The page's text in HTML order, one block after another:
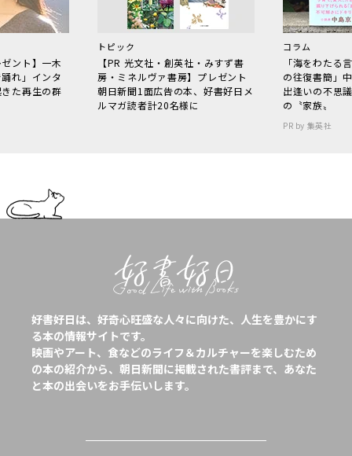
ント】一木
れ」インタ
た再生の群
トピック
【PR 光文社・創英社・みすず書
房・ミネルヴァ書房】プレゼント
朝日新聞1面広告の本、好書好日メ
ルマガ読者計20名様に
コラム
「海をわた
の往復書簡」
出逢いの不思
の〝家族〟
PR by 集英社
好書好日は、好奇心旺盛な人々に向けた、人生を豊かにす
る本の情報サイトです。
映画やアート、食などのライフ＆カルチャーを楽しむため
の本の紹介から、朝日新聞に掲載された書評まで、あなた
と本の出会いをお手伝いします。